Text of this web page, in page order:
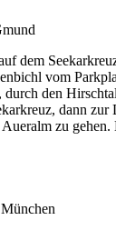
dem
vom
den
dann zur
zu gehen.